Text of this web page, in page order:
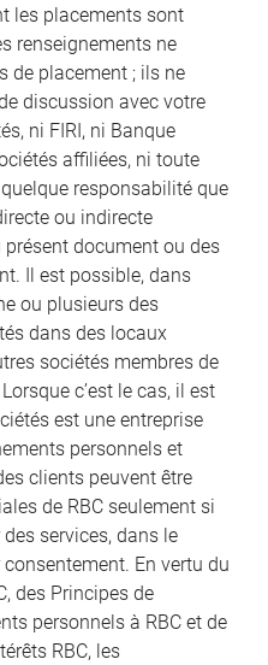
les placements sont
renseignements ne
de placement ; ils ne
discussion avec votre
ni FIRI, ni Banque
affiliées, ni toute
responsabilité que
ou indirecte
document ou des
Il est possible, dans
ou plusieurs des
dans des locaux
sociétés membres de
c’est le cas, il est
est une entreprise
personnels et
clients peuvent être
de RBC seulement si
services, dans le
En vertu du
des Principes de
personnels à RBC et de
RBC, les